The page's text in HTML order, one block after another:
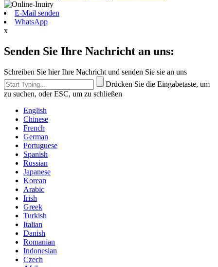
E-Mail senden
WhatsApp
x
Senden Sie Ihre Nachricht an uns:
Schreiben Sie hier Ihre Nachricht und senden Sie sie an uns
Drücken Sie die Eingabetaste, um
zu suchen, oder ESC, um zu schließen
English
Chinese
French
German
Portuguese
Spanish
Russian
Japanese
Korean
Arabic
Irish
Greek
Turkish
Italian
Danish
Romanian
Indonesian
Czech